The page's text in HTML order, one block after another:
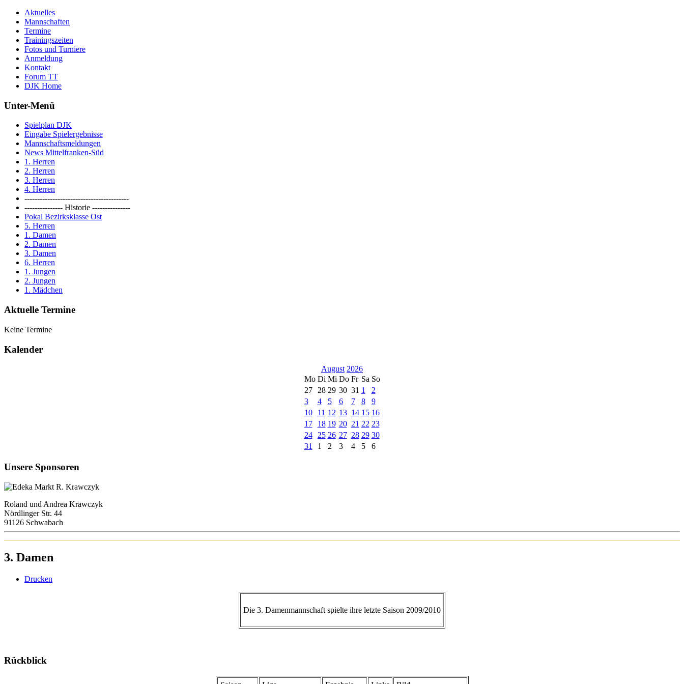
Aktuelles
Mannschaften
Termine
Trainingszeiten
Fotos und Turniere
Anmeldung
Kontakt
Forum TT
DJK Home
Unter-Menü
Spielplan DJK
Eingabe Spielergebnisse
Mannschaftsmeldungen
News Mittelfranken-Süd
1. Herren
2. Herren
3. Herren
4. Herren
-----------------------------------------
--------------- Historie ---------------
Pokal Bezirksklasse Ost
5. Herren
1. Damen
2. Damen
3. Damen
6. Herren
1. Jungen
2. Jungen
1. Mädchen
Aktuelle Termine
Keine Termine
Kalender
August 2026
Mo Di Mi Do Fr Sa So
27
28 29 30 31 1
2
3
4 5 6 7 8
9
10
11 12 13 14 15 16
17
18 19 20 21 22 23
24
25 26 27 28 29 30
31
1 2 3 4 5 6
Unsere Sponsoren
Roland und Andrea Krawczyk
Nördlinger Str. 44
91126 Schwabach
3. Damen
Drucken
Die 3. Damenmannschaft spielte ihre letzte Saison 2009/2010
Rückblick